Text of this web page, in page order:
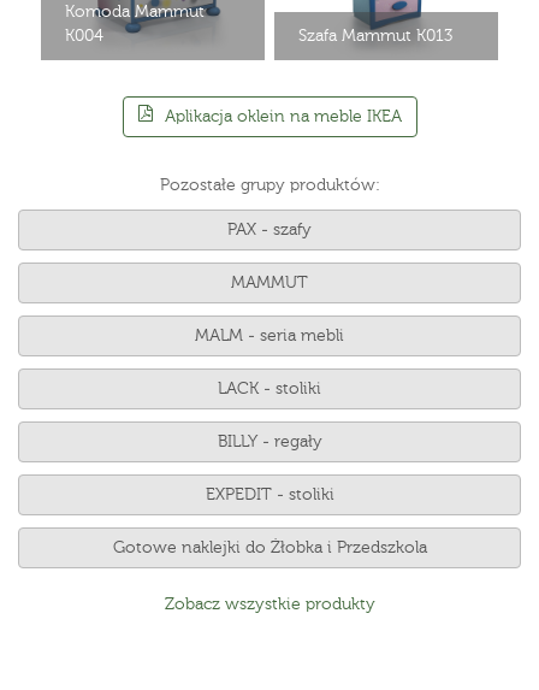
Komoda Mammut
K004
Szafa Mammut K013
Aplikacja oklein na meble IKEA
Pozostałe grupy produktów:
PAX - szafy
MAMMUT
MALM - seria mebli
LACK - stoliki
BILLY - regały
EXPEDIT - stoliki
Gotowe naklejki do Żłobka i Przedszkola
Zobacz wszystkie produkty